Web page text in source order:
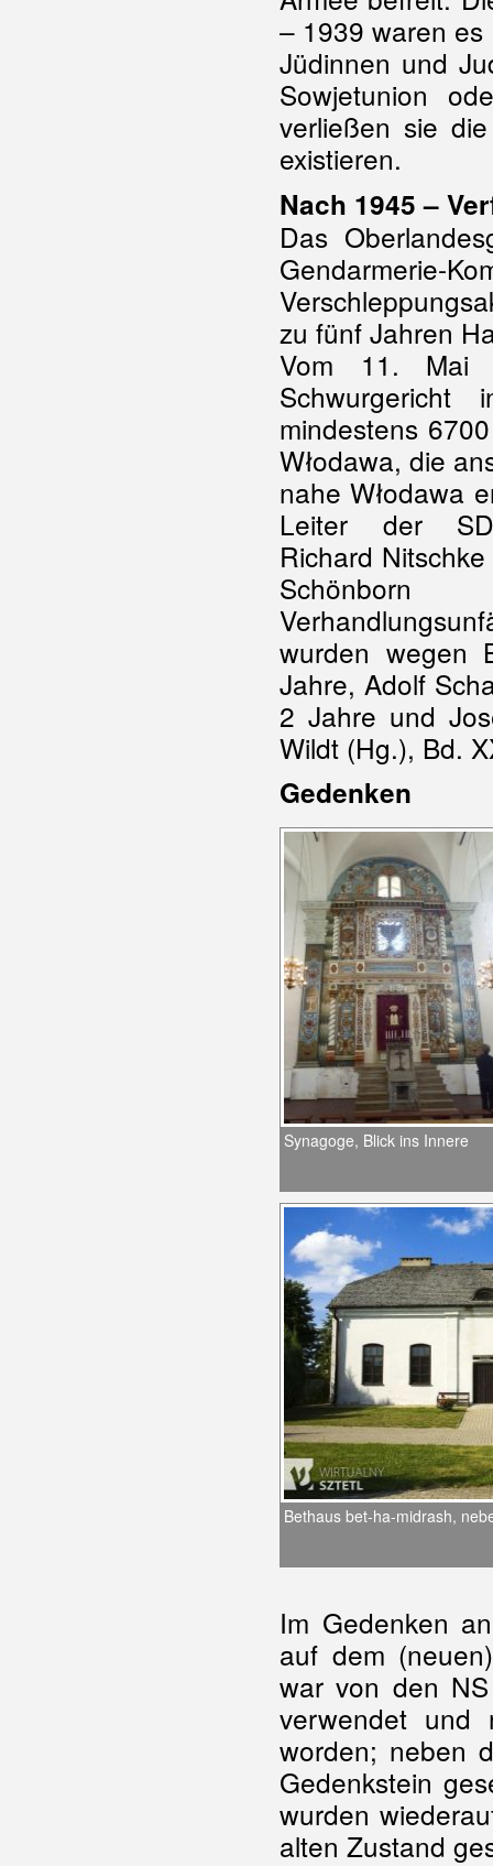
– 1939 waren
Jüdinnen und
Sowjetunion
verließen sie
existieren.
Nach 1945 –
Das
zu fünf Jahren
Vom 11. Mai
mindestens
Włodawa, die
nahe Włodawa
Leiter der SD/
Richard
wurden wegen
Jahre, Adolf
2 Jahre und
Wildt (Hg.), Bd.
Gedenken
Synagoge, Blick ins Innere
Bethaus bet-ha-midrash,
Im Gedenken
auf dem
war von den
verwendet und
worden; neben
Gedenkstein
wurden
alten Zustand